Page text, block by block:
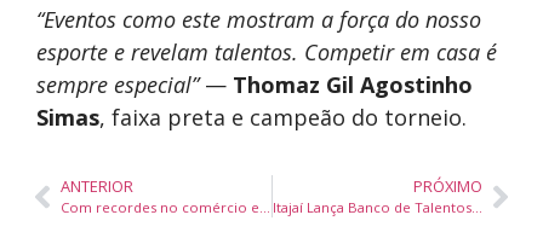
“Eventos como este mostram a força do nosso
esporte e revelam talentos. Competir em casa é
sempre especial”— Thomaz Gil Agostinho
Simas, faixa preta e campeão do torneio.
ANTERIOR
Com recordes no comércio exterior, profissionais fluentes em inglês podem faturar até R$ 15 mil mensais
PRÓXIMO
Itajaí Lança Banco de Talentos Jovem Aprendiz em Evento que Reuniu 80 Participantes